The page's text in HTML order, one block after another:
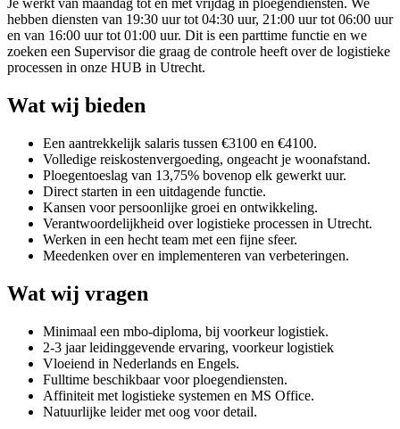
Je werkt van maandag tot en met vrijdag in ploegendiensten. We
hebben diensten van 19:30 uur tot 04:30 uur, 21:00 uur tot 06:00 uur
en van 16:00 uur tot 01:00 uur. Dit is een parttime functie en we
zoeken een Supervisor die graag de controle heeft over de logistieke
processen in onze HUB in Utrecht.
Wat wij bieden
Een aantrekkelijk salaris tussen €3100 en €4100.
Volledige reiskostenvergoeding, ongeacht je woonafstand.
Ploegentoeslag van 13,75% bovenop elk gewerkt uur.
Direct starten in een uitdagende functie.
Kansen voor persoonlijke groei en ontwikkeling.
Verantwoordelijkheid over logistieke processen in Utrecht.
Werken in een hecht team met een fijne sfeer.
Meedenken over en implementeren van verbeteringen.
Wat wij vragen
Minimaal een mbo-diploma, bij voorkeur logistiek.
2-3 jaar leidinggevende ervaring, voorkeur logistiek
Vloeiend in Nederlands en Engels.
Fulltime beschikbaar voor ploegendiensten.
Affiniteit met logistieke systemen en MS Office.
Natuurlijke leider met oog voor detail.